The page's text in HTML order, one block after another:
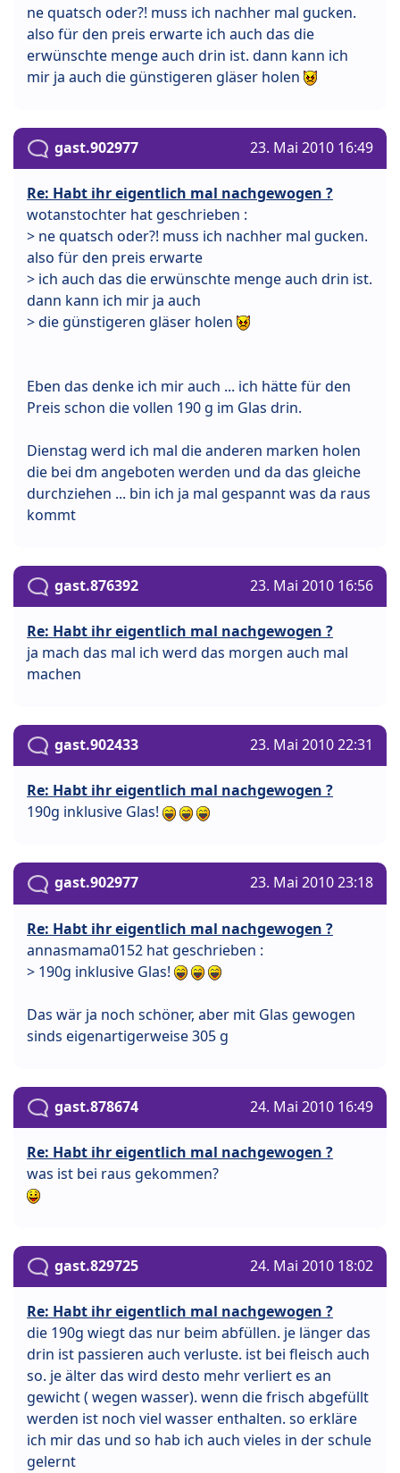
ne quatsch oder?! muss ich nachher mal gucken.
also für den preis erwarte ich auch das die
erwünschte menge auch drin ist. dann kann ich
mir ja auch die günstigeren gläser holen
gast.902977 23. Mai 2010 16:49
Re: Habt ihr eigentlich mal nachgewogen ?
wotanstochter hat geschrieben :
> ne quatsch oder?! muss ich nachher mal gucken.
also für den preis erwarte
> ich auch das die erwünschte menge auch drin ist.
dann kann ich mir ja auch
> die günstigeren gläser holen
Eben das denke ich mir auch ... ich hätte für den
Preis schon die vollen 190 g im Glas drin.
Dienstag werd ich mal die anderen marken holen
die bei dm angeboten werden und da das gleiche
durchziehen ... bin ich ja mal gespannt was da raus
kommt
gast.876392 23. Mai 2010 16:56
Re: Habt ihr eigentlich mal nachgewogen ?
ja mach das mal ich werd das morgen auch mal
machen
gast.902433 23. Mai 2010 22:31
Re: Habt ihr eigentlich mal nachgewogen ?
190g inklusive Glas!
gast.902977 23. Mai 2010 23:18
Re: Habt ihr eigentlich mal nachgewogen ?
annasmama0152 hat geschrieben :
> 190g inklusive Glas!
Das wär ja noch schöner, aber mit Glas gewogen
sinds eigenartigerweise 305 g
gast.878674 24. Mai 2010 16:49
Re: Habt ihr eigentlich mal nachgewogen ?
was ist bei raus gekommen?
gast.829725 24. Mai 2010 18:02
Re: Habt ihr eigentlich mal nachgewogen ?
die 190g wiegt das nur beim abfüllen. je länger das
drin ist passieren auch verluste. ist bei fleisch auch
so. je älter das wird desto mehr verliert es an
gewicht ( wegen wasser). wenn die frisch abgefüllt
werden ist noch viel wasser enthalten. so erkläre
ich mir das und so hab ich auch vieles in der schule
gelernt